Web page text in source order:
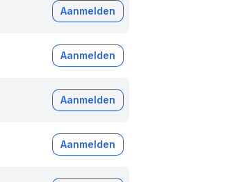
Aanmelden
Aanmelden
Aanmelden
Aanmelden